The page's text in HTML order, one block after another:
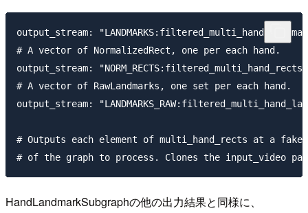
output_stream:
# A vector of NormalizedRect, one per each hand.
output_stream:
# A vector of RawLandmarks, one set per each hand.
output_stream:
# Outputs each element of multi_hand_rects at a
HandLandmarkSubgraphの他の出力結果と同様に、